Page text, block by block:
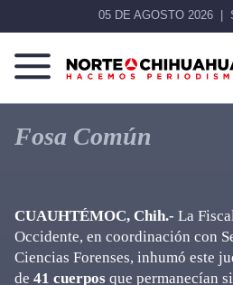
05 DE AGOSTO 2026
Norte
De
Chihuahua
Más
que
noticias,
Fosa Común
CUAUHTÉMOC, Chih.- La
Occidente, en coordinación con
Ciencias Forenses, inhumó este
de 41 cuerpos que permanecían